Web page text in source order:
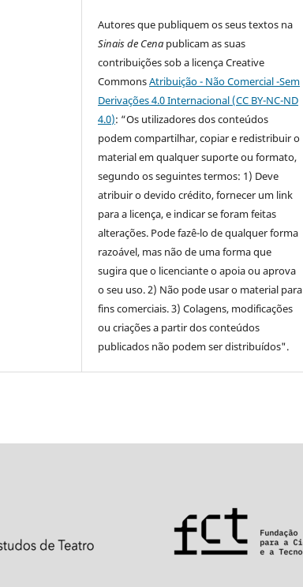
Autores que publiquem os seus textos na
Sinais de Cena publicam as suas
contribuições sob a licença Creative
CommonsAtribuição - Não Comercial -Sem
Derivações 4.0 Internacional (CC BY-NC-ND
4.0): “Os utilizadores dos conteúdos
podem compartilhar, copiar e redistribuir o
material em qualquer suporte ou formato,
segundo os seguintes termos: 1) Deve
atribuir o devido crédito, fornecer um link
para a licença, e indicar se foram feitas
alterações. Pode fazê-lo de qualquer forma
razoável, mas não de uma forma que
sugira que o licenciante o apoia ou aprova
o seu uso. 2) Não pode usar o material para
fins comerciais. 3) Colagens, modificações
ou criações a partir dos conteúdos
publicados não podem ser distribuídos".